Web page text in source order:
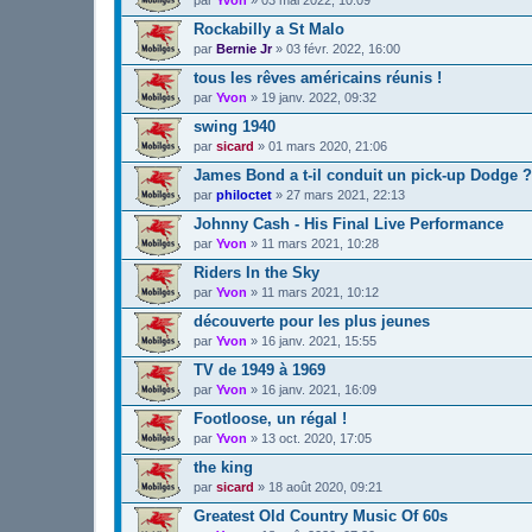
Rockabilly a St Malo
par Bernie Jr» 03 févr. 2022, 16:00
tous les rêves américains réunis !
par Yvon » 19 janv. 2022, 09:32
swing 1940
par sicard » 01 mars 2020, 21:06
James Bond a t-il conduit un pick-up Dodge ?
par philoctet » 27 mars 2021, 22:13
Johnny Cash - His Final Live Performance
par Yvon » 11 mars 2021, 10:28
Riders In the Sky
par Yvon » 11 mars 2021, 10:12
découverte pour les plus jeunes
par Yvon » 16 janv. 2021, 15:55
TV de 1949 à 1969
par Yvon » 16 janv. 2021, 16:09
Footloose, un régal !
par Yvon » 13 oct. 2020, 17:05
the king
par sicard » 18 août 2020, 09:21
Greatest Old Country Music Of 60s